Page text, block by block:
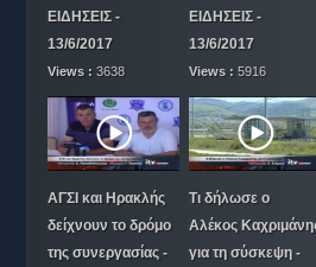
ΕΙΔΗΣΕΙΣ -
13/6/2017
Views : 3638
ΕΙΔΗΣΕΙΣ -
13/6/2017
Views :5916
ΑΓΣΙ και Ηρακλής
δείχνουν το δρόμο
της συνεργασίας -
Τι δήλωσε ο
Αλέκος
για τη σύσκεψη -